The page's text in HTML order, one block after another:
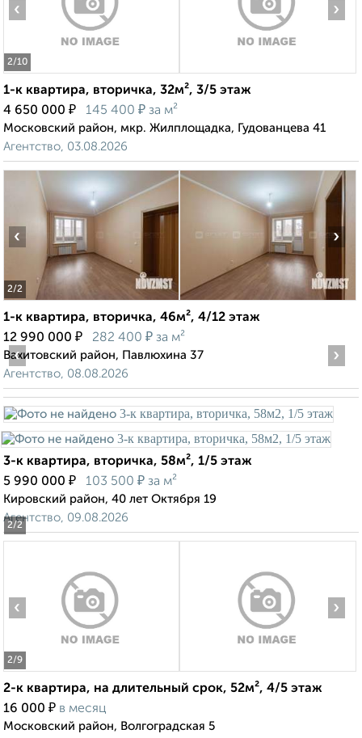
2/10
‹ ›
1-к квартира, вторичка, 32м², 3/5 этаж
4 650 000 ₽ 145 400 ₽ за м²
Московский район, мкр. Жилплощадка, Гудованцева 41
Агентство, 03.08.2026
2/2
‹ ›
1-к квартира, вторичка, 46м², 4/12 этаж
12 990 000 ₽ 282 400 ₽ за м²
Вахитовский район, Павлюхина 37
Агентство, 08.08.2026
2/2
‹ ›
3-к квартира, вторичка, 58м², 1/5 этаж
5 990 000 ₽ 103 500 ₽ за м²
Кировский район, 40 лет Октября 19
Агентство, 09.08.2026
2/9
‹ ›
2-к квартира, на длительный срок, 52м², 4/5 этаж
16 000 ₽ в месяц
Московский район, Волгоградская 5